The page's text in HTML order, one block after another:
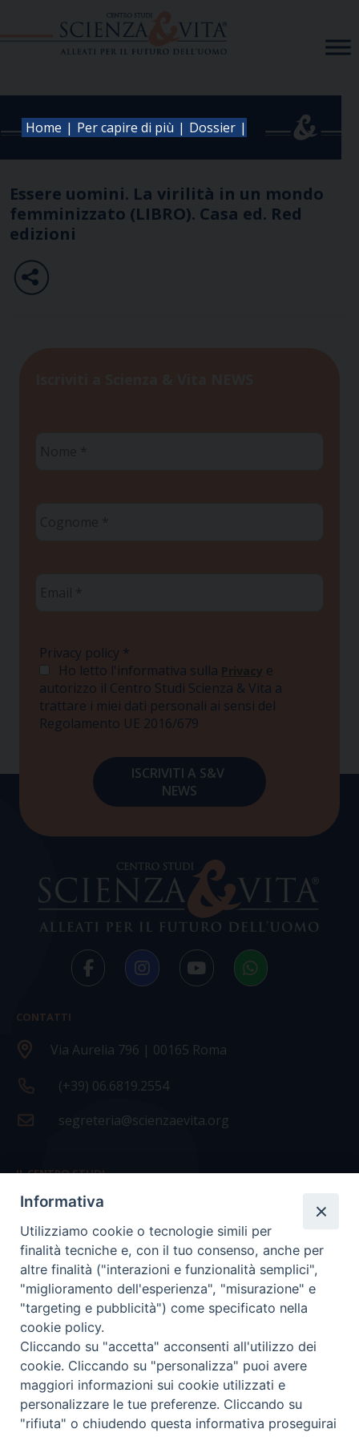
Home | Per capire di più | Dossier |
Essere uomini. La virilità in un mondo
femminizzato (LIBRO). Casa ed. Red
edizioni
Privacy policy *
Ho letto l'informativa sulla Privacy e
autorizzo il Centro Studi Scienza & Vita a
trattare i miei dati personali ai sensi del
Regolamento UE 2016/679
CONTATTI
Via Aurelia 796 | 00165 Roma
(+39) 06.6819.2554
segreteria@scienzaevita.org
IL CENTRO STUDI
La nostra storia
Statuto
Presidenza e ufficio presidenza
Consiglio scientifico
Coordinamento nazionale
COPYRIGHT Scienza & Vita - C.F96600690588- Tutti i
Informativa
Utilizziamo cookie o tecnologie simili per
finalità tecniche e, con il tuo consenso, anche per
altre finalità ("interazioni e funzionalità semplici",
"miglioramento dell'esperienza", "misurazione" e
"targeting e pubblicità") come specificato nella
cookie policy.
Cliccando su "accetta" acconsenti all'utilizzo dei
cookie. Cliccando su "personalizza" puoi avere
maggiori informazioni sui cookie utilizzati e
personalizzare le tue preferenze. Cliccando su
"rifiuta" o chiudendo questa informativa proseguirai